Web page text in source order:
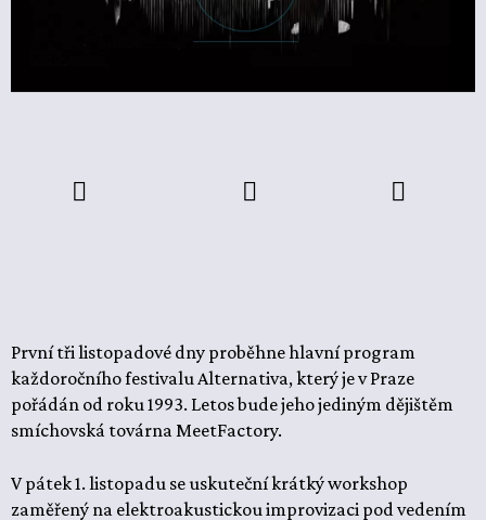
První tři listopadové dny proběhne hlavní program
každoročního festivalu Alternativa, který je v Praze
pořádán od roku 1993. Letos bude jeho jediným dějištěm
smíchovská továrna MeetFactory.
V pátek 1. listopadu se uskuteční krátký workshop
zaměřený na elektroakustickou improvizaci pod vedením